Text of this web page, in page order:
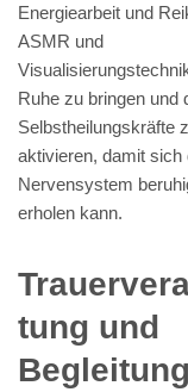
Energiearbeit und
ASMR und
Ruhe zu bringen und
Selbstheilungskräfte
aktivieren, damit sich
Nervensystem
erholen kann.
tung und